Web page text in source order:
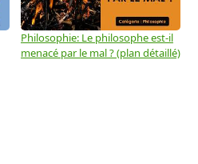
Philosophie: Le philosophe est-il
menacé par le mal ? (plan détaillé)